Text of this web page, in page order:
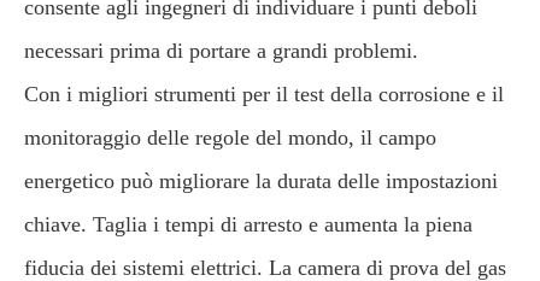
consente agli ingegneri di individuare i punti deboli
necessari prima di portare a grandi problemi.
Con i migliori strumenti per il test della corrosione e il
monitoraggio delle regole del mondo, il campo
energetico può migliorare la durata delle impostazioni
chiave. Taglia i tempi di arresto e aumenta la piena
fiducia dei sistemi elettrici. La camera di prova del gas